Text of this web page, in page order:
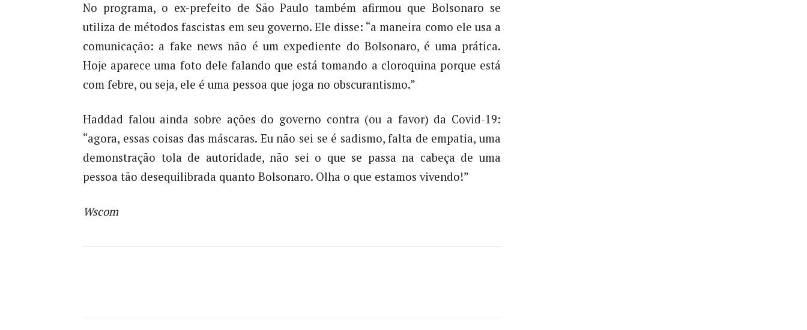
No programa, o ex-prefeito de São Paulo também afirmou que Bolsonaro se
utiliza de métodos fascistas em seu governo. Ele disse: “a maneira como ele usa a
comunicação: a fake news não é um expediente do Bolsonaro, é uma prática.
Hoje aparece uma foto dele falando que está tomando a cloroquina porque está
com febre, ou seja, ele é uma pessoa que joga no obscurantismo.”
Haddad falou ainda sobre ações do governo contra (ou a favor) da Covid-19:
“agora, essas coisas das máscaras. Eu não sei se é sadismo, falta de empatia, uma
demonstração tola de autoridade, não sei o que se passa na cabeça de uma
pessoa tão desequilibrada quanto Bolsonaro. Olha o que estamos vivendo!”
Wscom